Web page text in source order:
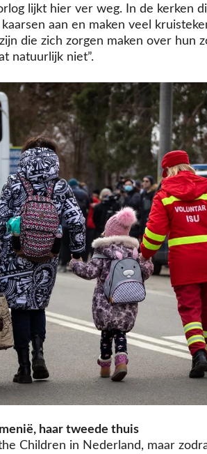
lijkt hier ver weg. In de kerken
aan en maken veel
die zich zorgen maken over hun
natuurlijk niet”.
haar tweede thuis
Children in Nederland, maar